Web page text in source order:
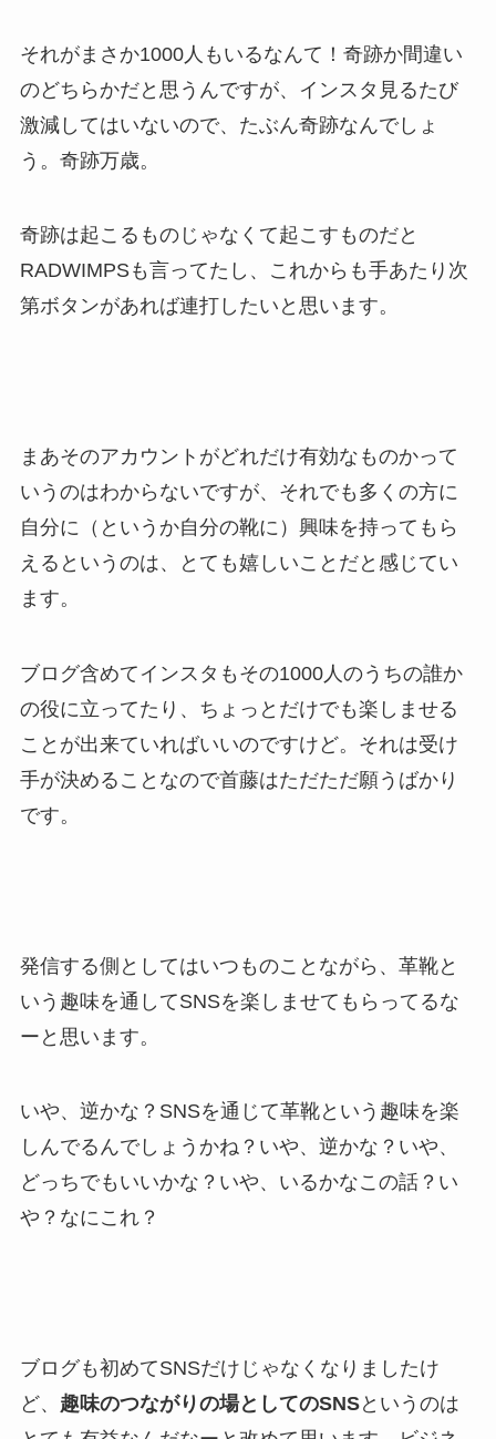
それがまさか1000人もいるなんて！奇跡か間違い
のどちらかだと思うんですが、インスタ見るたび
激減してはいないので、たぶん奇跡なんでしょ
う。奇跡万歳。
奇跡は起こるものじゃなくて起こすものだと
RADWIMPSも言ってたし、これからも手あたり次
第ボタンがあれば連打したいと思います。
まあそのアカウントがどれだけ有効なものかって
いうのはわからないですが、それでも多くの方に
自分に（というか自分の靴に）興味を持ってもら
えるというのは、とても嬉しいことだと感じてい
ます。
ブログ含めてインスタもその1000人のうちの誰か
の役に立ってたり、ちょっとだけでも楽しませる
ことが出来ていればいいのですけど。それは受け
手が決めることなので首藤はただただ願うばかり
です。
発信する側としてはいつものことながら、革靴と
いう趣味を通してSNSを楽しませてもらってるな
ーと思います。
いや、逆かな？SNSを通じて革靴という趣味を楽
しんでるんでしょうかね？いや、逆かな？いや、
どっちでもいいかな？いや、いるかなこの話？い
や？なにこれ？
ブログも初めてSNSだけじゃなくなりましたけ
ど、 趣味のつながりの場としてのSNSというのは